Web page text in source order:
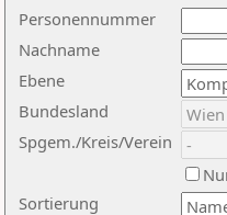
Nachname
Ebene
Sortierung
Personennummer
Bundesland
Spgem./Kreis/Verein